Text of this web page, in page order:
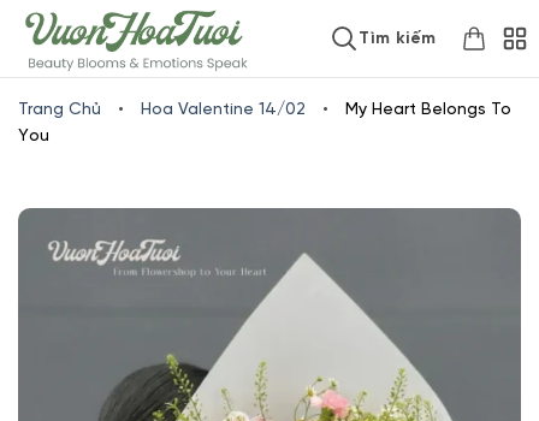
www.vuonhoatuoi.vnSkip
to
content
Tìm kiếm
Trang Chủ • Hoa Valentine 14/02 •
My Heart Belongs To
You